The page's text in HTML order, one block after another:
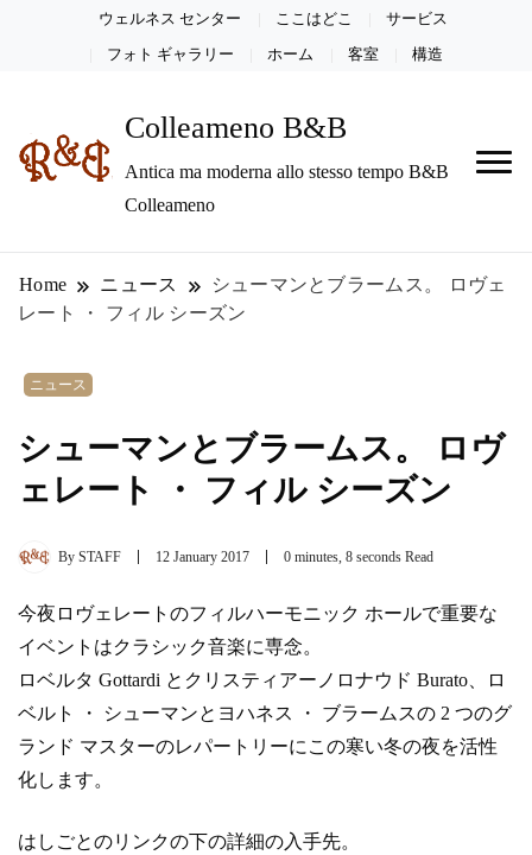
ウェルネス センター ここはどこ サービス
フォト ギャラリー ホーム 客室 構造
Colleameno B&B
Antica ma moderna allo stesso tempo B&B
Colleameno
Home ニュース
シューマンとブラームス。 ロヴェ
レート ・ フィル シーズン
ニュース
シューマンとブラームス。 ロヴ
ェレート ・ フィル シーズン
By STAFF 12 January 2017 0 minutes, 8 seconds Read
今夜ロヴェレートのフィルハーモニック ホールで重要な
イベントはクラシック音楽に専念。
ロベルタ Gottardi とクリスティアーノロナウド Burato、ロ
ベルト ・ シューマンとヨハネス ・ ブラームスの 2 つのグ
ランド マスターのレパートリーにこの寒い冬の夜を活性
化します。
はしごとのリンクの下の詳細の入手先。